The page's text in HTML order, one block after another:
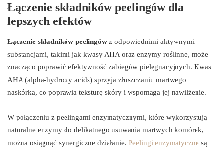
Łączenie składników peelingów dla
lepszych efektów
Łączenie składników peelingów z odpowiednimi aktywnymi
substancjami, takimi jak kwasy AHA oraz enzymy roślinne, może
znacząco poprawić efektywność zabiegów pielęgnacyjnych. Kwas
AHA (alpha-hydroxy acids) sprzyja złuszczaniu martwego
naskórka, co poprawia teksturę skóry i wspomaga jej nawilżenie.
W połączeniu z peelingami enzymatycznymi, które wykorzystują
naturalne enzymy do delikatnego usuwania martwych komórek,
można osiągnąć synergiczne działanie. Peelingi enzymatyczne są